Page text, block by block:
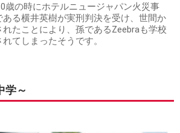
歳の時にホテルニュージャパン火災事
る横井英樹が実刑判決を受け、世間か
たことにより、孫であるZeebraも学校
てしまったそうです。
学～